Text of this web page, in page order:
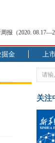
报（2020.
履维艰
浴火重生？
商的转型突围之旅
报（2020.
存款玩起“跷跷板
金利率明显下行
年期债表现最弱
金 上
关注